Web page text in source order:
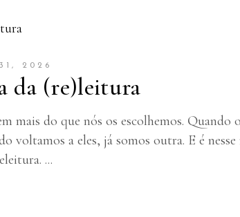
2026
da (re)leitura
mais do que nós os escolhemos. Quando
voltamos a eles, já somos outra. E é